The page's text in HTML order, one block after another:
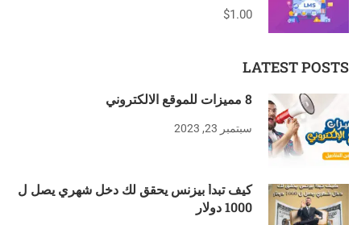
$1.00
LATEST POSTS
8 مميزات للموقع الالكتروني
سبتمبر 23, 2023
كيف تبدأ بيزنس يحقق لك دخل شهري يصل ل
1000 دولار